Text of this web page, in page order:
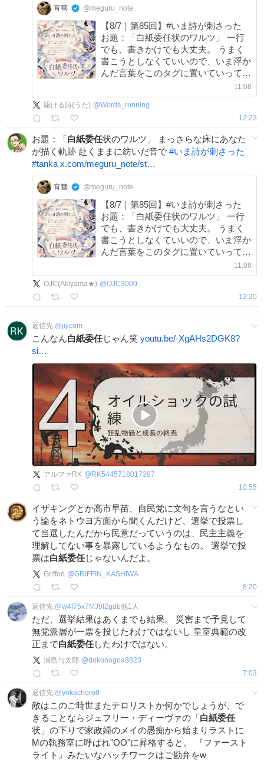
宵彗 @meguru_note
【8/7｜第85回】#いま詩が刺さった
お題：「白紙委任状のワルツ」 一行
でも、書きかけでも大丈夫。 うまく
書こうとしなくていいので、いま浮か
んだ言葉をこのタグに置いていってく
ださい。 読むだけ、引用するだけの
参加も大歓迎です。 心に残った作品
は、主催が引用RTでご紹介します。
11:08
駆ける詩(うた) @Words_running
12:23
お題：「白紙委任状のワルツ」 まっさらな床にあなた
が描く軌跡 赴くままに紡いだ音で #いま詩が刺さった
#tanka x.com/meguru_note/st…
宵彗 @meguru_note
【8/7｜第85回】#いま詩が刺さった
お題：「白紙委任状のワルツ」 一行
でも、書きかけでも大丈夫。 うまく
書こうとしなくていいので、いま浮か
んだ言葉をこのタグに置いていってく
ださい。 読むだけ、引用するだけの
参加も大歓迎です。 心に残った作品
は、主催が引用RTでご紹介します。
11:08
OJC(Akiyama★) @OJC3000
12:20
返信先:@jijicom
こんなん白紙委任じゃん笑 youtu.be/-XgAHs2DGK8?
si…
アルファRK @ RK5445718017287
10:55
イザキングとか高市早苗、自民党に文句を言うなとい
う論をネトウヨ方面から聞くんだけど、選挙で投票し
て当選したんだから民意だっていうのは、民主主義を
理解してない事を暴露しているようなもの。 選挙で投
票は白紙委任じゃないんだよ。
Griffon @GRIFFIN_KASHIWA
8:20
返信先:@w4f75x7MJ9I2gdb他1 人
ただ、選挙結果はあくまでも結果。 災害まで予見して
無党派層が一票を投じたわけではないし 皇室典範の改
正まで白紙委任したわけではない。
浦島与太郎 @dokonogoa8823
7:03
返信先:@yokachoro8
敵はこのご時世またテロリストか何かでしょうが、で
きることならジェフリー・ディーヴァの「白紙委任
状」の下りで家政婦のメイの愚痴から始まりラストに
Mの執務室に呼ばれ"OO"に昇格すると。 『ファースト
ライト』みたいなパッチワークはご勘弁をw